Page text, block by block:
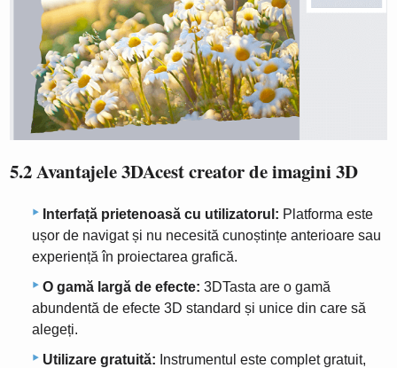
5.2 Avantajele 3DAcest creator de imagini 3D
Interfață prietenoasă cu utilizatorul: Platforma este
ușor de navigat și nu necesită cunoștințe anterioare sau
experiență în proiectarea grafică.
O gamă largă de efecte: 3DTasta are o gamă
abundentă de efecte 3D standard și unice din care să
alegeți.
Utilizare gratuită: Instrumentul este complet gratuit,